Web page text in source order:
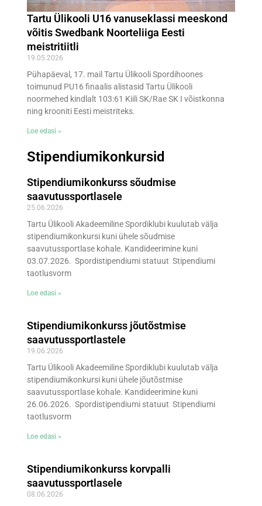
Tartu Ülikooli U16 vanuseklassi meeskond
võitis Swedbank Noorteliiga Eesti
meistritiitli
19.05.2026
Pühapäeval, 17. mail Tartu Ülikooli Spordihoones
toimunud PU16 finaalis alistasid Tartu Ülikooli
noormehed kindlalt 103:61 Kiili SK/Rae SK I võistkonna
ning krooniti Eesti meistriteks.
Loe edasi »
Stipendiumikonkursid
Stipendiumikonkurss sõudmise
saavutussportlasele
25.06.2026
Tartu Ülikooli Akadeemiline Spordiklubi kuulutab välja
stipendiumikonkursi kuni ühele sõudmise
saavutussportlase kohale. Kandideerimine kuni
03.07.2026. Spordistipendiumi statuut Stipendiumi
taotlusvorm
Loe edasi »
Stipendiumikonkurss jõutõstmise
saavutussportlastele
19.06.2026
Tartu Ülikooli Akadeemiline Spordiklubi kuulutab välja
stipendiumikonkursi kuni ühele jõutõstmise
saavutussportlase kohale. Kandideerimine kuni
26.06.2026. Spordistipendiumi statuut Stipendiumi
taotlusvorm
Loe edasi »
Stipendiumikonkurss korvpalli
saavutussportlasele
08.06.2026